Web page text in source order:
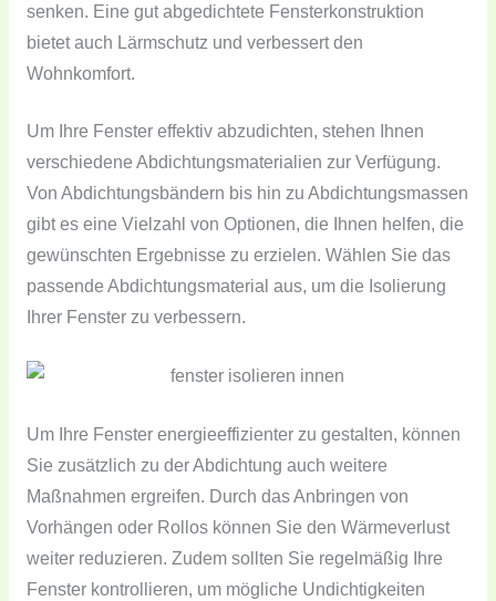
senken. Eine gut abgedichtete Fensterkonstruktion
bietet auch Lärmschutz und verbessert den
Wohnkomfort.
Um Ihre Fenster effektiv abzudichten, stehen Ihnen
verschiedene Abdichtungsmaterialien zur Verfügung.
Von Abdichtungsbändern bis hin zu Abdichtungsmassen
gibt es eine Vielzahl von Optionen, die Ihnen helfen, die
gewünschten Ergebnisse zu erzielen. Wählen Sie das
passende Abdichtungsmaterial aus, um die Isolierung
Ihrer Fenster zu verbessern.
Um Ihre Fenster energieeffizienter zu gestalten, können
Sie zusätzlich zu der Abdichtung auch weitere
Maßnahmen ergreifen. Durch das Anbringen von
Vorhängen oder Rollos können Sie den Wärmeverlust
weiter reduzieren. Zudem sollten Sie regelmäßig Ihre
Fenster kontrollieren, um mögliche Undichtigkeiten